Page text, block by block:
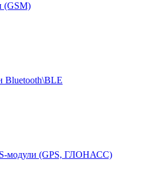
(GSM)
Bluetooth\BLE
модули (GPS, ГЛОНАСС)